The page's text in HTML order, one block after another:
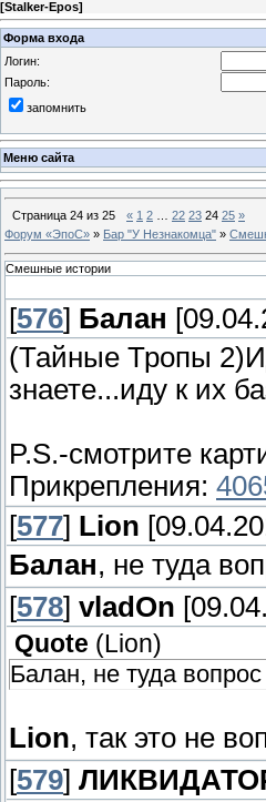
[Stalker-Epos]
Форма входа
Логин:
Пароль:
запомнить
Меню сайта
Страница 24 из 25 « 1 2 22 23 24 25 »
Форум «ЭпоС» » Бар "У Незнакомца" »
Смешные истории
[576] Балан
(Тайные Тропы
знаете...иду к их
P.S.-смотрите
Прикрепления:
[577] Lion
Балан, не туда
[578] vladOn
Quote ( Lion)
Балан, не туда
Lion, так это не
[579]